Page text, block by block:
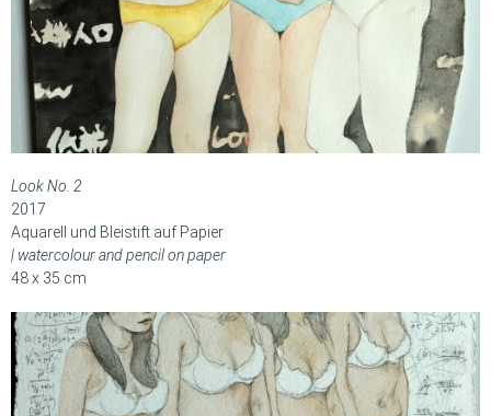
Look No. 2
2017
Aquarell und Bleistift auf Papier
| watercolour and pencil on paper
48 x 35 cm